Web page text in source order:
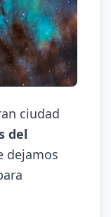
ciudad
del
dejamos